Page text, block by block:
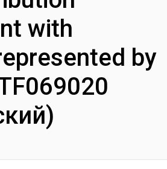
with
by